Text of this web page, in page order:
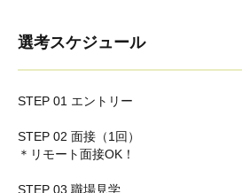
選考スケジュール
STEP 01 エントリー
STEP 02 面接（1回）
＊リモート面接OK！
STEP 03 職場見学